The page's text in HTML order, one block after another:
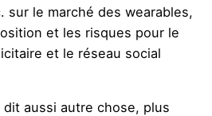
sur le marché des wearables,
et les risques pour le
et le réseau social
aussi autre chose, plus